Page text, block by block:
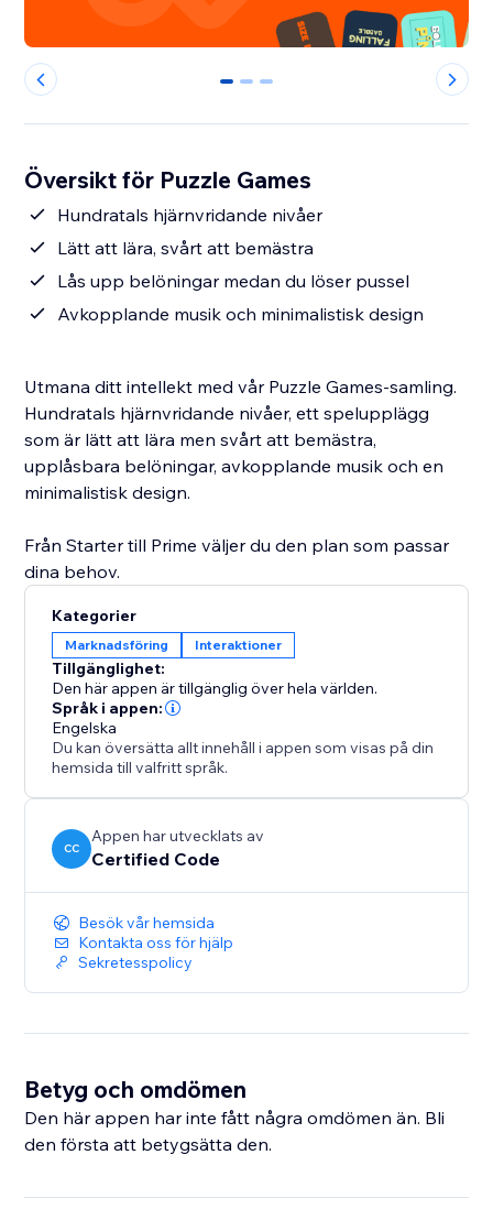
0 1 2
Översikt för Puzzle Games
Hundratals hjärnvridande nivåer
Lätt att lära, svårt att bemästra
Lås upp belöningar medan du löser pussel
Avkopplande musik och minimalistisk design
Utmana ditt intellekt med vår Puzzle Games-samling.
Hundratals hjärnvridande nivåer, ett spelupplägg
som är lätt att lära men svårt att bemästra,
upplåsbara belöningar, avkopplande musik och en
minimalistisk design.
Från Starter till Prime väljer du den plan som passar
dina behov.
Kategorier
Marknadsföring Interaktioner
Tillgänglighet:
Den här appen är tillgänglig över hela världen.
Språk i appen:
Engelska
Du kan översätta allt innehåll i appen som visas på din
hemsida till valfritt språk.
CC
Appen har utvecklats av
Certified Code
Besök vår hemsida
Kontakta oss för hjälp
Sekretesspolicy
Betyg och omdömen
Den här appen har inte fått några omdömen än. Bli
den första att betygsätta den.